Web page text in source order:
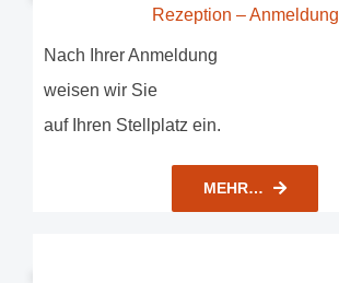
Rezeption – Anmeldung
Nach Ihrer Anmeldung
weisen wir Sie
auf Ihren Stellplatz ein.
MEHR…